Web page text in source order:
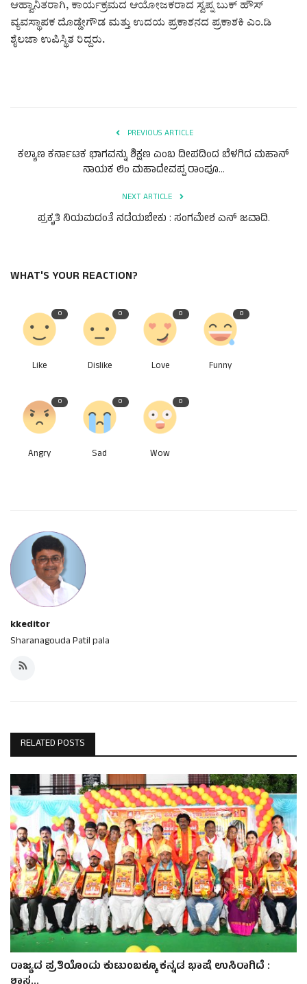
ಆಹ್ವಾನಿತರಾಗಿ, ಕಾರ್ಯಕ್ರಮದ ಆಯೋಜಕರಾದ ಸ್ವಪ್ನ ಬುಕ್ ಹೌಸ್
ವ್ಯವಸ್ಥಾಪಕ ದೊಡ್ಡೇಗೌಡ ಮತ್ತು ಉದಯ ಪ್ರಕಾಶನದ ಪ್ರಕಾಶಕಿ ಎಂ.ಡಿ
ಶೈಲಜಾ ಉಪಿಸ್ಥಿತ ರಿದ್ದರು.
PREVIOUS ARTICLE
ಕಲ್ಯಾಣ ಕರ್ನಾಟಕ ಭಾಗವನ್ನು ಶಿಕ್ಷಣ ಎಂಬ ದೀಪದಿಂದ ಬೆಳಗಿದ ಮಹಾನ್
ನಾಯಕ ಲಿಂ ಮಹಾದೇವಪ್ಪ ರಾಂಪೂ...
NEXT ARTICLE
ಪ್ರಕೃತಿ ನಿಯಮದಂತೆ ನಡೆಯಬೇಕು : ಸಂಗಮೇಶ ಎನ್ ಜವಾದಿ.
WHAT'S YOUR REACTION?
0
Like
0
Dislike
0
Love
0
Funny
0
Angry
0
Sad
0
Wow
kkeditor
Sharanagouda Patil pala
RELATED POSTS
ರಾಜ್ಯದ ಪ್ರತಿಯೊಂದು ಕುಟುಂಬಕ್ಕೂ ಕನ್ನಡ ಭಾಷೆ ಉಸಿರಾಗಿದೆ :